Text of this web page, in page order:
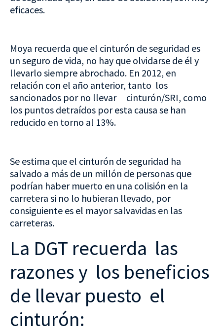
eficaces.
Moya recuerda que el cinturón de seguridad es
un seguro de vida, no hay que olvidarse de él y
llevarlo siempre abrochado. En 2012, en
relación con el año anterior, tanto los
sancionados por no llevar cinturón/SRI, como
los puntos detraídos por esta causa se han
reducido en torno al 13%.
Se estima que el cinturón de seguridad ha
salvado a más de un millón de personas que
podrían haber muerto en una colisión en la
carretera si no lo hubieran llevado, por
consiguiente es el mayor salvavidas en las
carreteras.
La DGT recuerda las
razones y los beneficios
de llevar puesto el
cinturón: